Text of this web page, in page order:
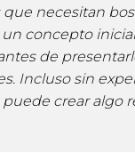
que necesitan
concepto
de
Incluso sin
puede crear algo